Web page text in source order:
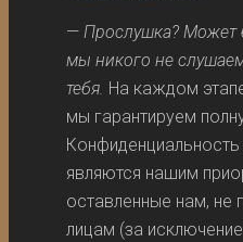
—Прослушка? Может
мы никого не
тебя. На каждом
мы гарантируем
являются нашим
оставленные нам, не
лицам (за